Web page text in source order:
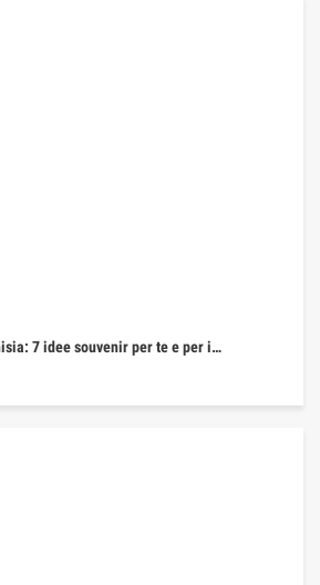
7 idee souvenir per te e per i…